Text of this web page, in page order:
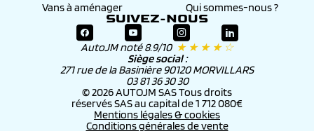
Vans à aménager
Qui sommes-nous ?
SUIVEZ-NOUS
AutoJM noté 8.9/10 ★ ★ ★ ★ ☆
Siège social :
271 rue de la Basinière 90120 MORVILLARS
03 81 36 30 30
© 2026 AUTOJM SAS Tous droits
réservés SAS au capital de 1 712 080€
Mentions légales & cookies
Conditions générales de vente